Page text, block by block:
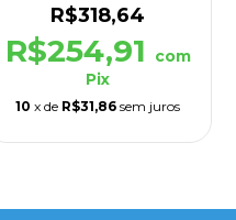
R$318,64
R$254,91
com
Pix
10 x de R$31,86 sem juros